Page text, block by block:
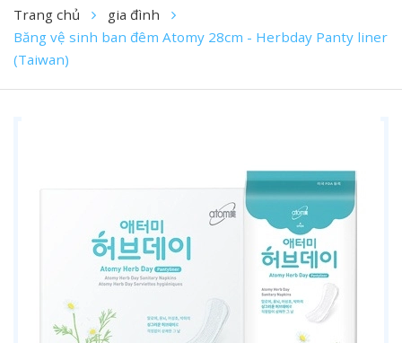
Trang chủ
gia đình
Băng vệ sinh ban đêm Atomy 28cm - Herbday Panty liner
(Taiwan)